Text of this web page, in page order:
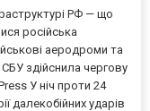
РФ — що
російська
аеродроми та
здійснила чергову
У ніч проти 24
далекобійних ударів